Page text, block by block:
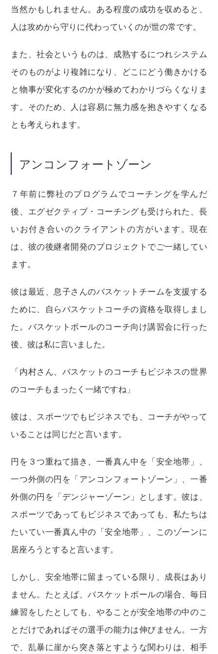
当然かもしれません。ある程度の成功を収めると、
人は攻めから守りに代わっていくのが世の常です。
また、社会というものは、成熟するにつれシステム
そのものがより複雑になり、どこにどう働きかける
と物事が変化するのかが極めてわかりづらくなりま
す。そのため、人は容易に無力感を抱きやすくなる
とも考えられます。
アンコンフォートゾーン
７年前に弊社のプログラムでコーチングを学んだ
後、エグゼクティブ・コーチングも受けられた、長
いお付き合いのクライアントの方がいます。現在
は、彼の後継者開発のプロジェクトでご一緒してい
ます。
彼は最近、息子さんのバスケットチームを支援する
ために、自らバスケットコーチの資格を取得しまし
た。バスケットボールのコーチ向け講習会に行った
後、彼は私に言いました。
「内村さん、バスケットのコーチもビジネスの世界
のコーチもまったく一緒ですね」
彼は、スポーツでもビジネスでも、コーチがやって
いることは同じだと言います。
円を３つ重ねて描き、一番真ん中を「安全地帯」、
一つ外側の円を「アンコンフォートゾーン」、一番
外側の円を「デンジャーゾーン」とします。彼は、
スポーツであってもビジネスであっても、私たちは
たいてい一番真ん中の「安全地帯」、このゾーンに
居座ろうとすると言います。
しかし、安全地帯に留まっている限り、成長はあり
ません。たとえば、バスケットボールの場合、毎日
練習をしたとしても、やることが安全地帯の中のこ
とだけであればその選手の能力は伸びません。一方
で、乱暴に崖から突き落とすような関わりは、相手